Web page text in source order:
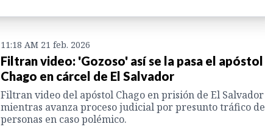
11:18 AM 21 feb. 2026
Filtran video: 'Gozoso' así se la pasa el apóstol
Chago en cárcel de El Salvador
Filtran video del apóstol Chago en prisión de El Salvador
mientras avanza proceso judicial por presunto tráfico de
personas en caso polémico.